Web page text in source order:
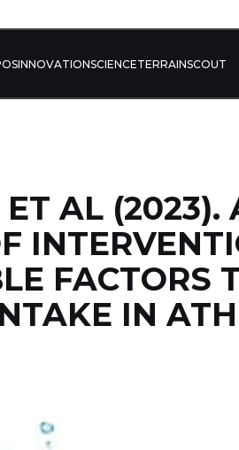
INNOVATIONSCIENCETERRAINSCOUT
AL (2023).
FACTORS
IN